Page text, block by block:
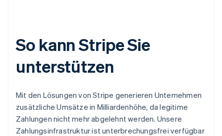
So kann Stripe Sie
unterstützen
Mit den Lösungen von Stripe generieren Unternehmen
zusätzliche Umsätze in Milliardenhöhe, da legitime
Zahlungen nicht mehr abgelehnt werden. Unsere
Zahlungsinfrastruktur ist unterbrechungsfrei verfügbar